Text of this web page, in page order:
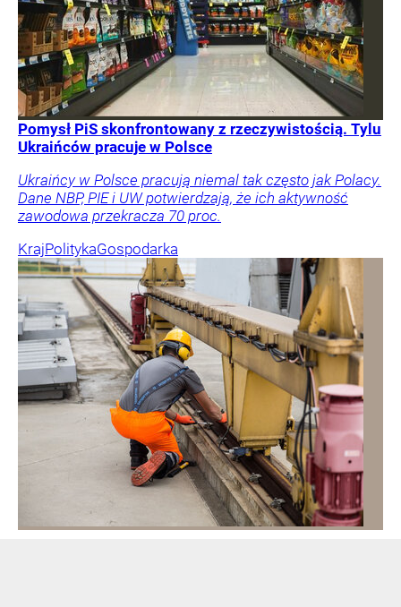
Pomysł PiS skonfrontowany z rzeczywistością. Tylu
Ukraińców pracuje w Polsce
Ukraińcy w Polsce pracują niemal tak często jak Polacy.
Dane NBP, PIE i UW potwierdzają, że ich aktywność
zawodowa przekracza 70 proc.
KrajPolitykaGospodarka